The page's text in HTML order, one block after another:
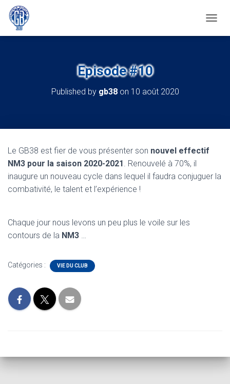
Episode #10
Published by gb38on 10 août 2020
Le GB38 est fier de vous présenter son nouvel effectif
NM3 pour la saison 2020-2021. Renouvelé à 70%, il
inaugure un nouveau cycle dans lequel il faudra conjuguer la
combativité, le talent et l’expérience !
Chaque jour nous levons un peu plus le voile sur les
contours de la NM3 …
Catégories : VIE DU CLUB